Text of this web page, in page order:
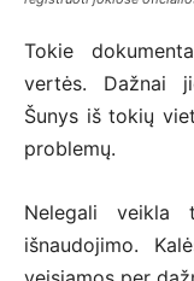
Tokie
vertės. Dažnai
Šunys iš tokių
problemų.
Nelegali veikla
išnaudojimo.